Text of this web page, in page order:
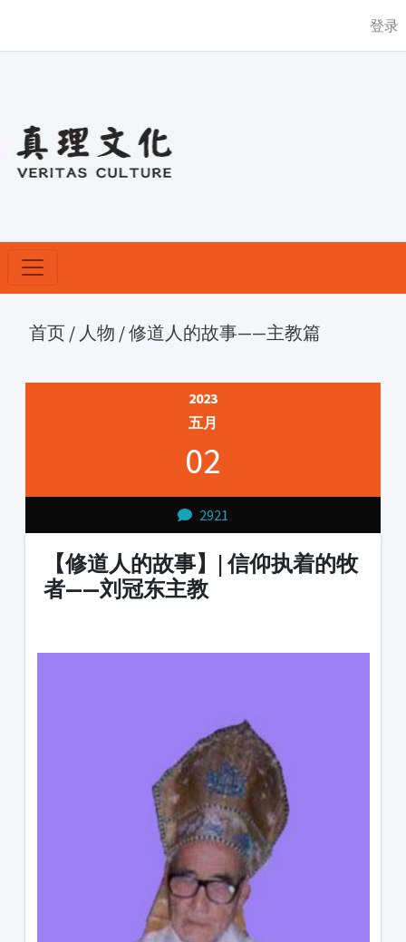
登录
首页 / 人物 /修道人的故事——主教篇
2023
五月
02
2921
【修道人的故事】| 信仰执着的牧
者——刘冠东主教